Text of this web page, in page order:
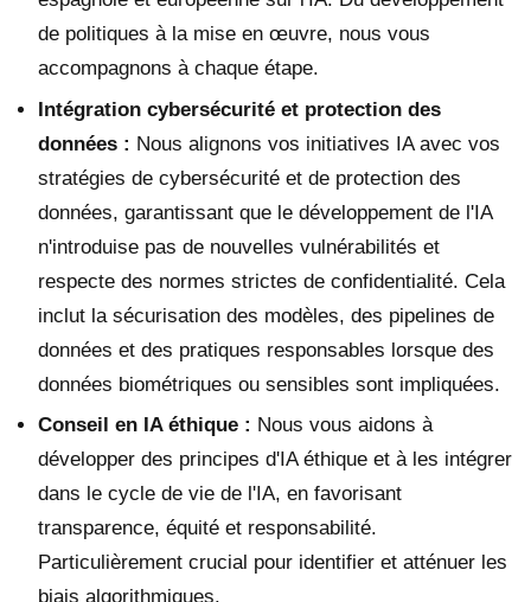
de politiques à la mise en œuvre, nous vous
accompagnons à chaque étape.
Intégration cybersécurité et protection des
données : Nous alignons vos initiatives IA avec vos
stratégies de cybersécurité et de protection des
données, garantissant que le développement de l'IA
n'introduise pas de nouvelles vulnérabilités et
respecte des normes strictes de confidentialité. Cela
inclut la sécurisation des modèles, des pipelines de
données et des pratiques responsables lorsque des
données biométriques ou sensibles sont impliquées.
Conseil en IA éthique : Nous vous aidons à
développer des principes d'IA éthique et à les intégrer
dans le cycle de vie de l'IA, en favorisant
transparence, équité et responsabilité.
Particulièrement crucial pour identifier et atténuer les
biais algorithmiques.